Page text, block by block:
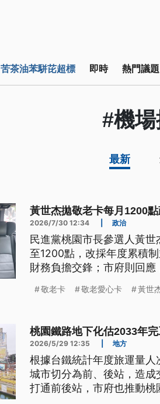
苦茶油苯駢芘超標 即時 熱門議題
#機
最新
黃世杰拋敬老卡每月1200
2026/7/30 12:34 政治
民進黨桃園市長參選人黃
至1200點，改採年度累積
財務負擔交鋒；市府則回
敬老卡 敬老愛心卡 黃世
桃園鐵路地下化估2033年
2026/5/29 12:35 地方
根據台鐵統計年度旅運量
城市切分為前、後站，造
打通前後站，市府也推動桃